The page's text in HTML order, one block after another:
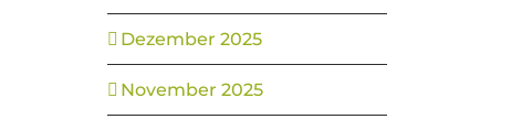
Dezember 2025
November 2025